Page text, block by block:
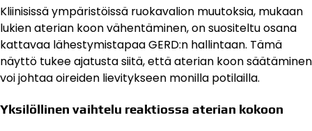
Kliinisissä ympäristöissä ruokavalion muutoksia, mukaan
lukien aterian koon vähentäminen, on suositeltu osana
kattavaa lähestymistapaa GERD:n hallintaan. Tämä
näyttö tukee ajatusta siitä, että aterian koon säätäminen
voi johtaa oireiden lievitykseen monilla potilailla.
Yksilöllinen vaihtelu reaktiossa aterian kokoon